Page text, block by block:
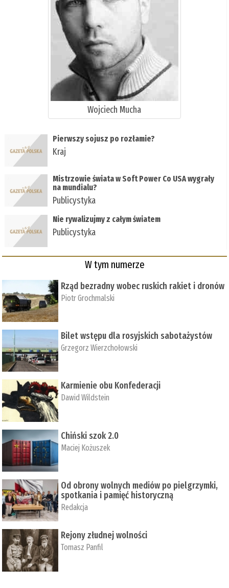
Wojciech Mucha
Pierwszy sojusz po rozłamie?
Kraj
Mistrzowie świata w Soft Power Co USA wygrały
na mundialu?
Publicystyka
Nie rywalizujmy z całym światem
Publicystyka
W tym numerze
Rząd bezradny wobec ruskich rakiet i dronów
Piotr Grochmalski
Bilet wstępu dla rosyjskich sabotażystów
Grzegorz Wierzchołowski
Karmienie obu Konfederacji
Dawid Wildstein
Chiński szok 2.0
Maciej Kożuszek
Od obrony wolnych mediów po pielgrzymki,
spotkania i pamięć historyczną
Redakcja
Rejony złudnej wolności
Tomasz Panfil